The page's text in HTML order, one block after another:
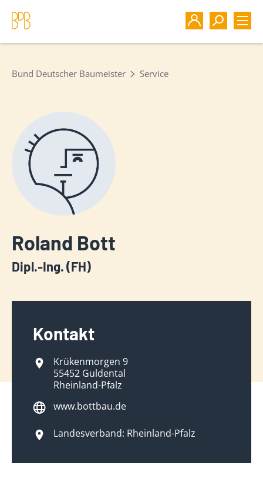
Bund Deutscher Baumeister Service
Roland Bott
Dipl.-Ing. (FH)
Kontakt
Krükenmorgen 9
55452 Guldental
Rheinland-Pfalz
www.bottbau.de
Landesverband: Rheinland-Pfalz